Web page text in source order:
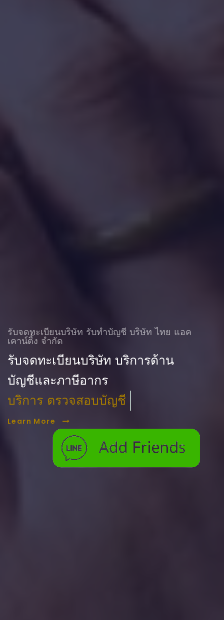
รับจดทะเบียนบริษัท รับทําบัญชี บริษัท ไทย แอค
เคาน์ติ้ง จำกัด
รับจดทะเบียนบริษัท บริการด้าน
บัญชีและภาษีอากร
บริการ ตรวจสอบบัญชี
Learn More